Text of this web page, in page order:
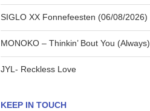
SIGLO XX Fonnefeesten (06/08/2026)
MONOKO – Thinkin’ Bout You (Always)
JYL- Reckless Love
KEEP IN TOUCH